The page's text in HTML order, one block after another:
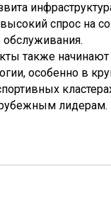
спрос на
также начинают
особенно в
лидерам.